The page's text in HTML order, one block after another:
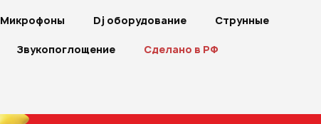
Микрофоны Dj оборудование Струнные
Звукопоглощение Сделано в РФ